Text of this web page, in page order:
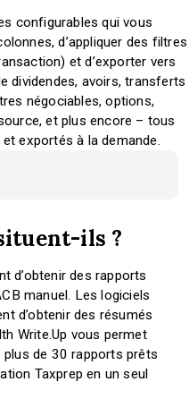
configurables qui vous
d’appliquer des filtres
et d’exporter vers
dividendes, avoirs, transferts
négociables, options,
et plus encore – tous
exportés à la demande.
ils ?
d’obtenir des rapports
manuel. Les logiciels
d’obtenir des résumés
Write.Up vous permet
plus de 30 rapports prêts
Taxprep en un seul